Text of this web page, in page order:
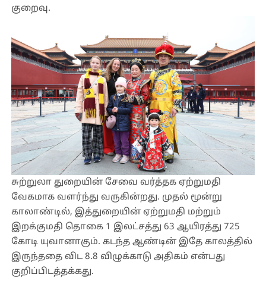
குறைவு.
சுற்றுலா துறையின் சேவை வர்த்தக ஏற்றுமதி
வேகமாக வளர்ந்து வருகின்றது. முதல் மூன்று
காலாண்டில், இத்துறையின் ஏற்றுமதி மற்றும்
இறக்குமதி தொகை 1 இலட்சத்து 63 ஆயிரத்து 725
கோடி யுவானாகும். கடந்த ஆண்டின் இதே காலத்தில்
இருந்ததை விட 8.8 விழுக்காடு அதிகம் என்பது
குறிப்பிடத்தக்கது.